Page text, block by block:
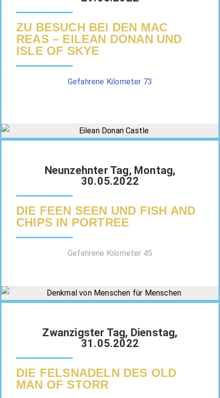
ZU BESUCH BEI DEN MAC
REAS – EILEAN DONAN UND
ISLE OF SKYE
Gefahrene Kilometer 73
Neunzehnter Tag, Montag,
30.05.2022
DIE FEEN SEEN UND FISH AND
CHIPS IN PORTREE
Gefahrene Kilometer 45
Zwanzigster Tag, Dienstag,
31.05.2022
DIE FELSNADELN DES OLD
MAN OF STORR